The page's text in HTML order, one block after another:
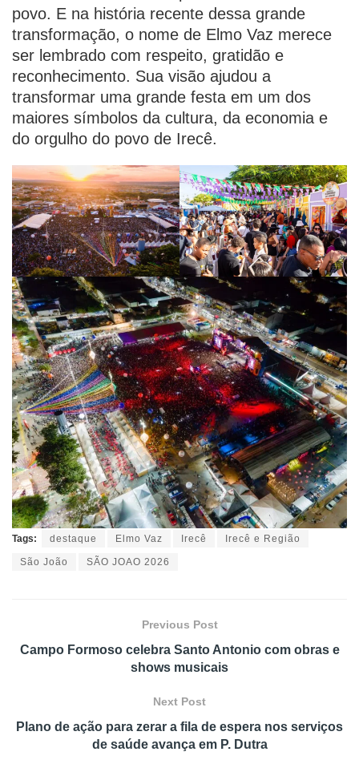
povo. E na história recente dessa grande
transformação, o nome de Elmo Vaz merece
ser lembrado com respeito, gratidão e
reconhecimento. Sua visão ajudou a
transformar uma grande festa em um dos
maiores símbolos da cultura, da economia e
do orgulho do povo de Irecê.
Tags: destaque Elmo Vaz Irecê Irecê e Região
São João SÃO JOAO 2026
Previous Post
Campo Formoso celebra Santo Antonio com obras e
shows musicais
Next Post
Plano de ação para zerar a fila de espera nos serviços
de saúde avança em P. Dutra